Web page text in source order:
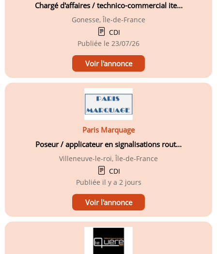
Chargé d'affaires / technico-commercial ite...
Gonesse, Île-de-France
CDI
Publiée le 23/07/26
Voir l'annonce
Paris Marquage
Poseur / applicateur en signalisations rout...
Villeneuve-le-roi, Île-de-France
CDI
Publiée il y a 2 jours
Voir l'annonce